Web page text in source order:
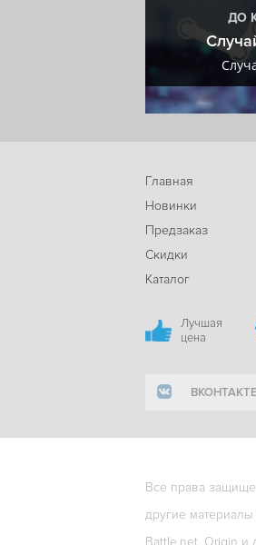
ДО
Главная
Новинки
Предзаказ
Скидки
Каталог
Лучшая
цена
ВКОНТАКТЕ
Все права
другие
Battle.net, Origin и